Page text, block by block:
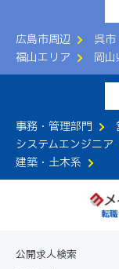
広島市周辺
呉
福山エリア
岡山
事務・管理部門
システムエンジニア
建築・土木系
公開求人検索